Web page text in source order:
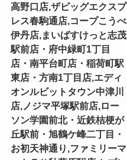
高野口店,ザビッグエクスプ
レス春駒通店,コープこうべ
伊丹店,まいばすけっと志茂
駅前店・府中緑町1丁目
店・南平台町店・稲荷町駅
東店・方南1丁目店,エディ
オンルビットタウン中津川
店,ノジマ平塚駅前店,ロー
ソン学園前北・近鉄桔梗が
丘駅前・旭鶴ケ峰二丁目・
お初天神通り,ファミリーマ